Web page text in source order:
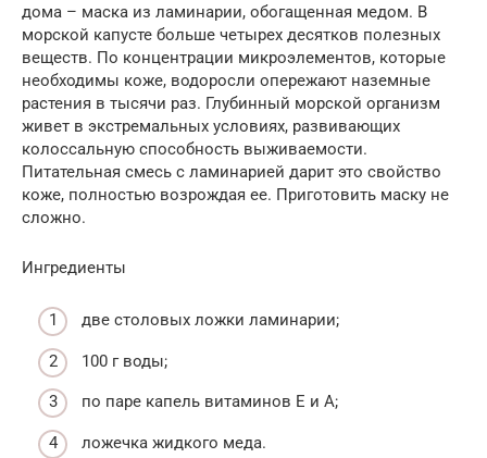
дома – маска из ламинарии, обогащенная медом. В
морской капусте больше четырех десятков полезных
веществ. По концентрации микроэлементов, которые
необходимы коже, водоросли опережают наземные
растения в тысячи раз. Глубинный морской организм
живет в экстремальных условиях, развивающих
колоссальную способность выживаемости.
Питательная смесь с ламинарией дарит это свойство
коже, полностью возрождая ее. Приготовить маску не
сложно.
Ингредиенты
две столовых ложки ламинарии;
100 г воды;
по паре капель витаминов E и A;
ложечка жидкого меда.